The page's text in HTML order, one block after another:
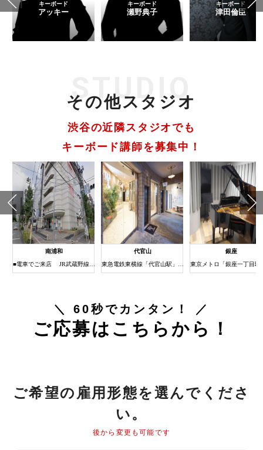
キーボード
アッキー
キーボード
瀬野典子
キーボード
津田倫臣
その他スタジオ
STUDIO
渋谷の近隣スタジオでも
キーボード講師を募集中！
南浦和
■電車でご来店 JR武蔵野線・京浜東北線南浦和駅下車 (約3分) ①JR南浦和駅の改札を出たら右（西口）へ進みます。 ②階段（またはエレベーター）で1階に下りると西口ロータリーに出ます。 ③右方向をロータリー沿いに歩き道なりに進みます。 ④南浦和駅西口交差点の横断歩道を渡ってすぐ右手にある建物がまるひろ南浦和店です。 ⑤エレベーターまたはエスカレーターで6Fまでお上がりください。 6Fにスタジオがございます。
代官山
東急電鉄東横線「代官山駅」北口徒歩３分
銀座
＼ 60秒でカンタン！ ／
ご応募はこちらから！
ご希望の雇用形態を選んでくださ
い。
後から変更も可能です